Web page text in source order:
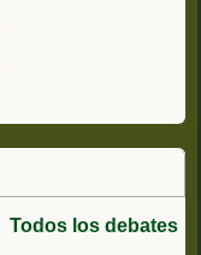
Todos los debates